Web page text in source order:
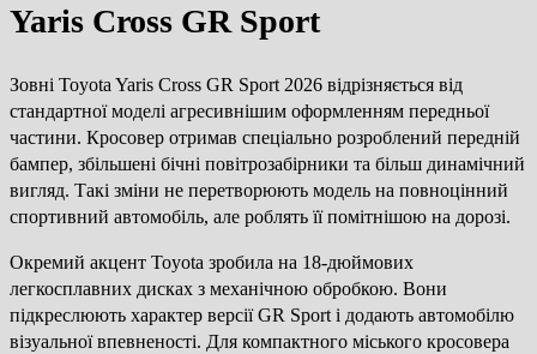
Yaris Cross GR Sport
Зовні Toyota Yaris Cross GR Sport 2026 відрізняється від
стандартної моделі агресивнішим оформленням передньої
частини. Кросовер отримав спеціально розроблений передній
бампер, збільшені бічні повітрозабірники та більш динамічний
вигляд. Такі зміни не перетворюють модель на повноцінний
спортивний автомобіль, але роблять її помітнішою на дорозі.
Окремий акцент Toyota зробила на 18-дюймових
легкосплавних дисках з механічною обробкою. Вони
підкреслюють характер версії GR Sport і додають автомобілю
візуальної впевненості. Для компактного міського кросовера